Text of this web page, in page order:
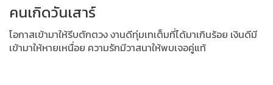
คนเกิดวันเสาร์
โอกาสเข้ามาให้รีบตักตวง งานดีทุ่มเทเต็มที่ได้มาเกินร้อย เงินดีมี
เข้ามาให้หายเหนื่อย ความรักมีวาสนาให้พบเจอคู่แท้